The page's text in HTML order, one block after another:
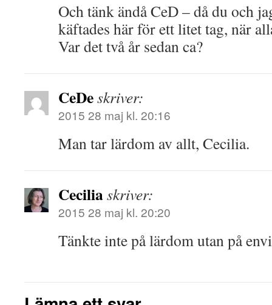
Och tänk ändå CeD – då du och
käftades här för ett litet tag, när
Var det två år sedan ca?
CeDeskriver:
2015 28 maj kl. 20:16
Man tar lärdom av allt, Cecilia.
Ceciliaskriver:
2015 28 maj kl. 20:20
Tänkte inte på lärdom utan på